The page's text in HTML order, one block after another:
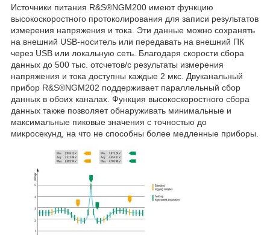
Источники питания R&S®NGM200 имеют функцию
высокоскоростного протоколирования для записи результатов
измерения напряжения и тока. Эти данные можно сохранять
на внешний USB-носитель или передавать на внешний ПК
через USB или локальную сеть. Благодаря скорости сбора
данных до 500 тыс. отсчетов/с результаты измерения
напряжения и тока доступны каждые 2 мкс. Двуканальный
прибор R&S®NGM202 поддерживает параллельный сбор
данных в обоих каналах. Функция высокоскоростного сбора
данных также позволяет обнаруживать минимальные и
максимальные пиковые значения с точностью до
микросекунд, на что не способны более медленные приборы.